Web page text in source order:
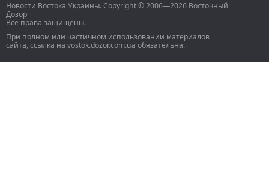
Новости Востока Украины. Copyright © 2006—2026 Восточный
Дозор
Все права защищены.
При полном или частичном использовании материалов
сайта, ссылка на vostok.dozor.com.ua обязательна.